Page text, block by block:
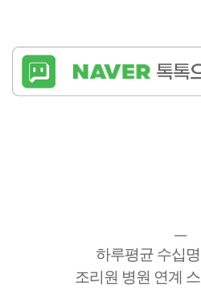
ㅡ
하루평균 수십
조리원 병원 연계